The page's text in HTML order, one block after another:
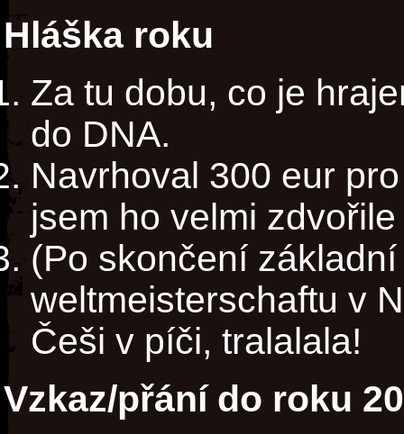
Hláška roku
Za tu dobu, co je
do DNA.
Navrhoval 300 eur
jsem ho velmi
(Po skončení
weltmeisterschaftu v
Češi v píči, tralalala!
Vzkaz/přání do roku